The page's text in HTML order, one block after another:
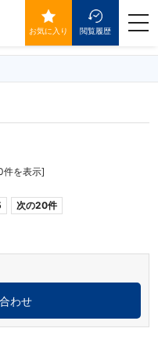
お気に入り 閲覧履歴
件を表示]
次の20件
わせ